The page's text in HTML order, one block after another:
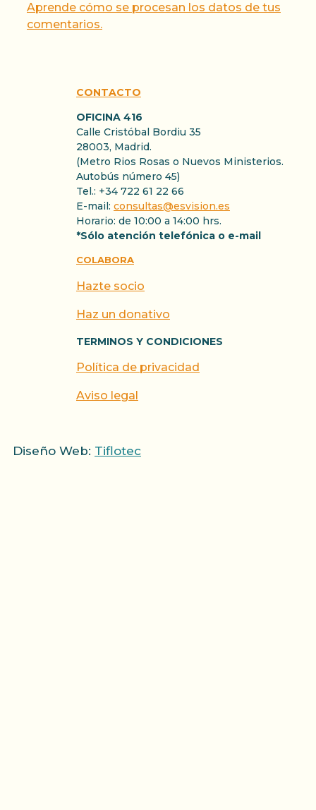
Aprende cómo se procesan los datos de tus
comentarios.
CONTACTO
OFICINA 416
Calle Cristóbal Bordiu 35
28003, Madrid.
(Metro Rios Rosas o Nuevos Ministerios.
Autobús número 45)
Tel.: +34 722 61 22 66
E-mail: consultas@esvision.es
Horario: de 10:00 a 14:00 hrs.
*Sólo atención telefónica o e-mail
COLABORA
Hazte socio
Haz un donativo
TERMINOS Y CONDICIONES
Política de privacidad
Aviso legal
Diseño Web: Tiflotec